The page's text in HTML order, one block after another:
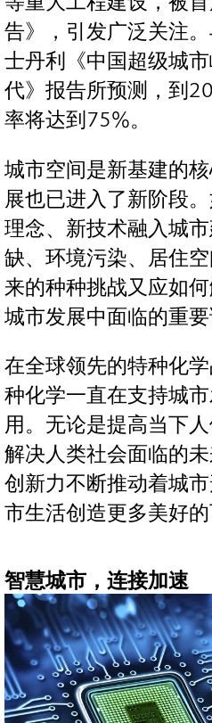
告》，引发广泛关注
士丹利《中国超级城
代》报告所预测，到
率将达到75%。
城市空间是新基建的
展也已进入了新阶段
理念、新技术融入城
缺、环境污染、居住
来的种种挑战又应如
城市发展中面临的重要
在全球领先的特种化
种化学一直在支持城
用。无论是提高当下
解决人类社会面临的
创新力不断推动着城
市生活创造更多美好的
智慧城市，连接加速